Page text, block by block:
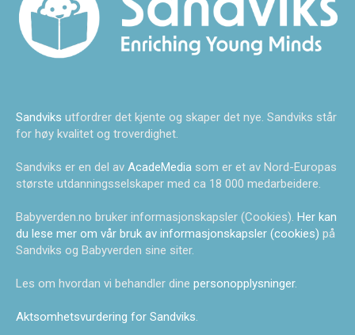
Sandviks utfordrer det kjente og skaper det nye. Sandviks står
for høy kvalitet og troverdighet.
Sandviks er en del av AcadeMedia som er et av Nord-Europas
største utdanningsselskaper med ca 18 000 medarbeidere.
Babyverden.no bruker informasjonskapsler (Cookies). Her kan
du lese mer om vår bruk av informasjonskapsler (cookies) på
Sandviks og Babyverden sine siter.
Les om hvordan vi behandler dine personopplysninger.
Aktsomhetsvurdering for Sandviks.